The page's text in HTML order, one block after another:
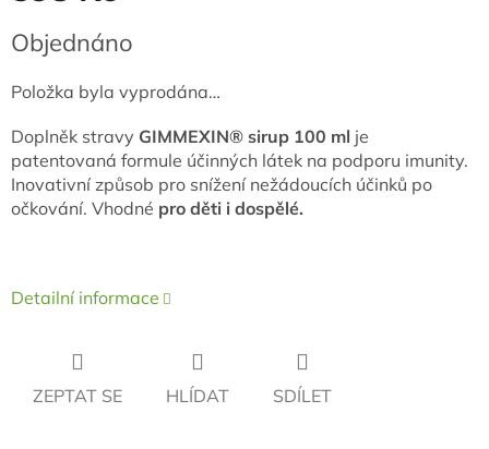
Měrná
cena:
Objednáno
Položka byla vyprodána…
Doplněk stravy GIMMEXIN® sirup 100 ml je
patentovaná formule účinných látek na podporu imunity.
Inovativní způsob pro snížení nežádoucích účinků po
očkování. Vhodné pro děti i dospělé.
Detailní informace
ZEPTAT SE HLÍDAT SDÍLET